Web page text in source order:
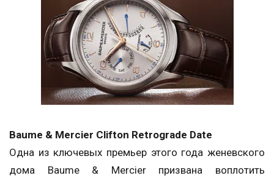
Baume & Mercier Clifton Retrograde Date
Одна из ключевых премьер этого года женевского
дома Baume & Mercier призвана воплотить